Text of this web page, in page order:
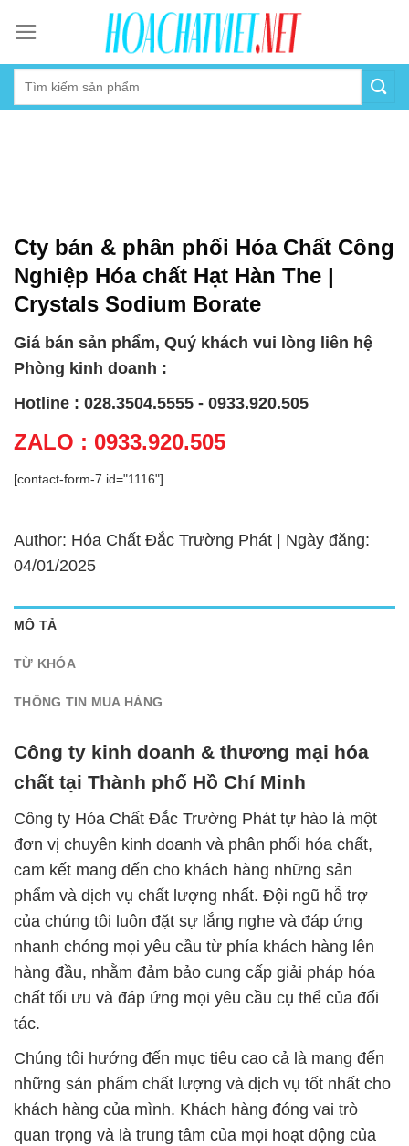
content
Cty bán & phân phối Hóa Chất Công
Nghiệp Hóa chất Hạt Hàn The |
Crystals Sodium Borate
Giá bán sản phẩm, Quý khách vui lòng liên hệ
Phòng kinh doanh :
Hotline : 028.3504.5555 - 0933.920.505
ZALO : 0933.920.505
[contact-form-7 id="1116"]
Author: Hóa Chất Đắc Trường Phát | Ngày đăng:
04/01/2025
MÔ TẢ
TỪ KHÓA
THÔNG TIN MUA HÀNG
Công ty kinh doanh & thương mại hóa
chất tại Thành phố Hồ Chí Minh
Công ty Hóa Chất Đắc Trường Phát tự hào là một
đơn vị chuyên kinh doanh và phân phối hóa chất,
cam kết mang đến cho khách hàng những sản
phẩm và dịch vụ chất lượng nhất. Đội ngũ hỗ trợ
của chúng tôi luôn đặt sự lắng nghe và đáp ứng
nhanh chóng mọi yêu cầu từ phía khách hàng lên
hàng đầu, nhằm đảm bảo cung cấp giải pháp hóa
chất tối ưu và đáp ứng mọi yêu cầu cụ thể của đối
tác.
Chúng tôi hướng đến mục tiêu cao cả là mang đến
những sản phẩm chất lượng và dịch vụ tốt nhất cho
khách hàng của mình. Khách hàng đóng vai trò
quan trọng và là trung tâm của mọi hoạt động của